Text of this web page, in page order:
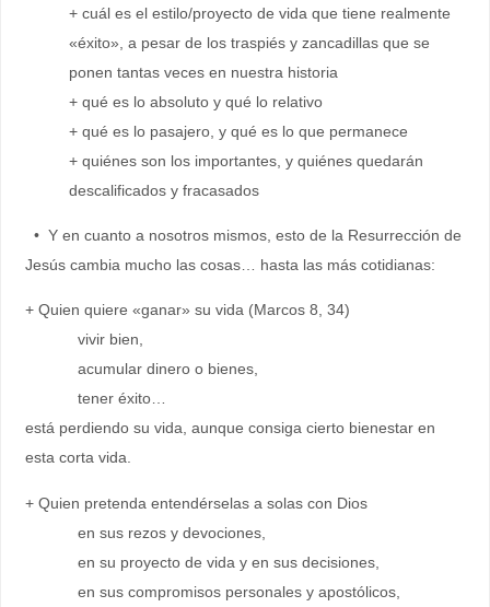
+ cuál es el estilo/proyecto de vida que tiene realmente
«éxito», a pesar de los traspiés y zancadillas que se
ponen tantas veces en nuestra historia
+ qué es lo absoluto y qué lo relativo
+ qué es lo pasajero, y qué es lo que permanece
+ quiénes son los importantes, y quiénes quedarán
descalificados y fracasados
• Y en cuanto a nosotros mismos, esto de la Resurrección de
Jesús cambia mucho las cosas… hasta las más cotidianas:
+ Quien quiere «ganar» su vida (Marcos 8, 34)
vivir bien,
acumular dinero o bienes,
tener éxito…
está perdiendo su vida, aunque consiga cierto bienestar en
esta corta vida.
+ Quien pretenda entendérselas a solas con Dios
en sus rezos y devociones,
en su proyecto de vida y en sus decisiones,
en sus compromisos personales y apostólicos,